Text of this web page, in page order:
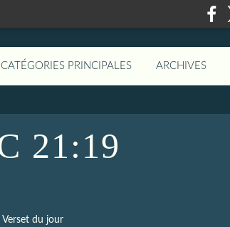
CATÉGORIES PRINCIPALES ARCHIVES
21:19
Verset du jour